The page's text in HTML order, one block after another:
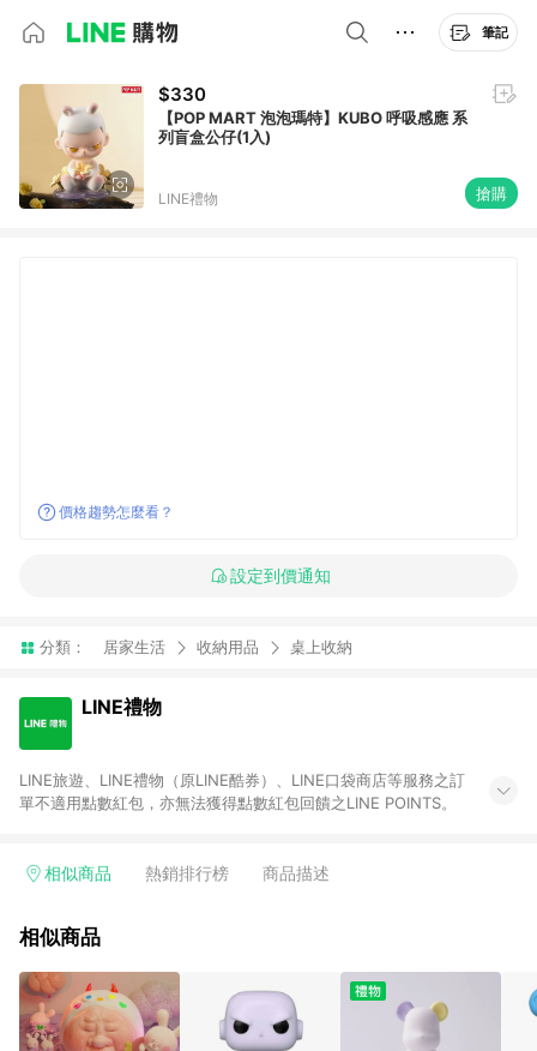
筆記
$330
【POP MART 泡泡瑪特】KUBO 呼吸感應 系
列盲盒公仔(1入)
LINE禮物 搶購
價格趨勢怎麼看？
設定到價通知
分類： 居家生活 收納用品 桌上收納
LINE禮物
LINE旅遊、LINE禮物（原LINE酷券）、LINE口袋商店等服務之訂
單不適用點數紅包，亦無法獲得點數紅包回饋之LINE POINTS。
相似商品 熱銷排行榜 商品描述
相似商品